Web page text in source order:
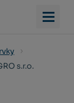
s.r.o.